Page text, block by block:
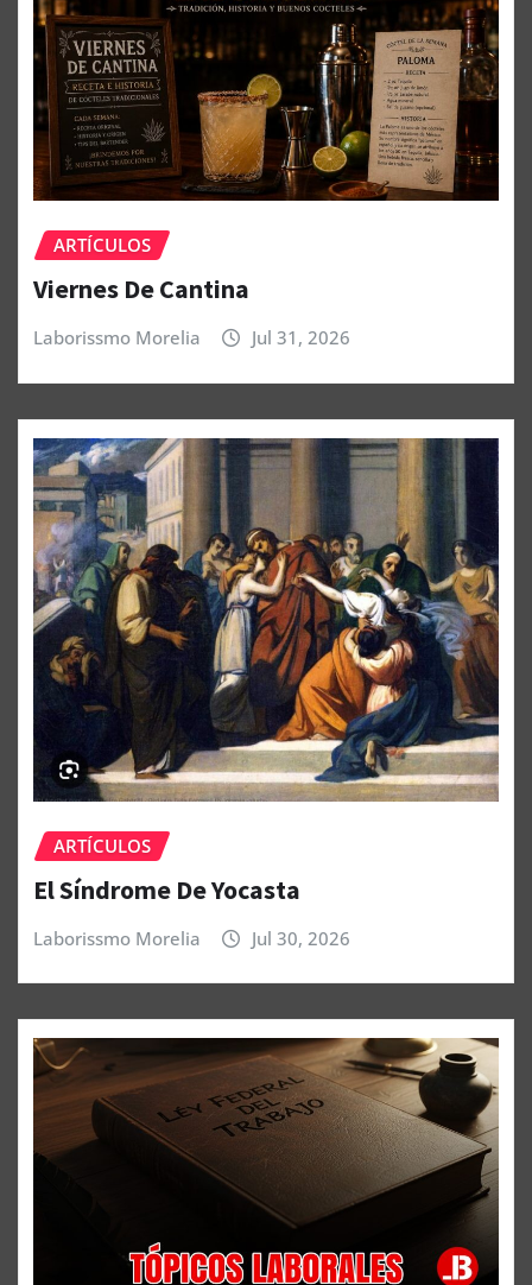
ARTÍCULOS
Viernes De Cantina
Laborissmo Morelia Jul 31, 2026
ARTÍCULOS
El Síndrome De Yocasta
Laborissmo Morelia Jul 30, 2026